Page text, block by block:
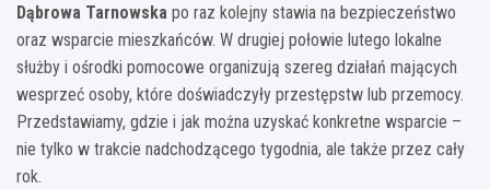
Dąbrowa Tarnowska po raz kolejny stawia na bezpieczeństwo
oraz wsparcie mieszkańców. W drugiej połowie lutego lokalne
służby i ośrodki pomocowe organizują szereg działań mających
wesprzeć osoby, które doświadczyły przestępstw lub przemocy.
Przedstawiamy, gdzie i jak można uzyskać konkretne wsparcie –
nie tylko w trakcie nadchodzącego tygodnia, ale także przez cały
rok.